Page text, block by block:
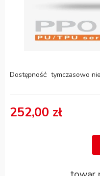
Dostępność: tymczasowo
252,00 zł